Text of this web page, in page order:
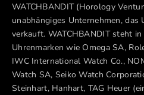
WATCHBANDIT (Horology
unabhängiges Unternehmen, das
verkauft. WATCHBANDIT steht
Uhrenmarken wie Omega SA,
IWC International Watch Co.,
Watch SA, Seiko Watch
Steinhart, Hanhart, TAG Heuer